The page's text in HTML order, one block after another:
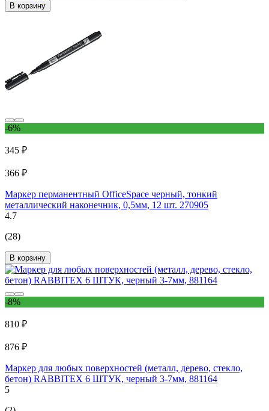
В корзину
-6%
345 ₽
366 ₽
Маркер перманентный OfficeSpace черный, тонкий
металлический наконечник, 0,5мм, 12 шт. 270905
4.7
(28)
В корзину
-8%
810 ₽
876 ₽
Маркер для любых поверхностей (металл, дерево, стекло,
бетон) RABBITEX 6 ШТУК, черный 3-7мм, 881164
5